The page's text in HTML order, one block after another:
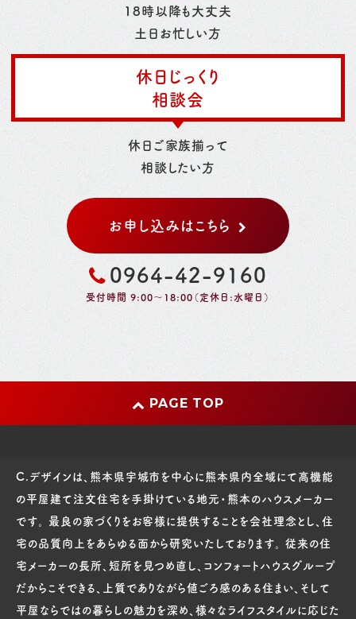
18時以降も大丈夫
土日お忙しい方
休日じっくり
相談会
休日ご家族揃って
相談したい方
お申し込みはこちら
0964-42-9160
受付時間 9:00～18:00（定休日:水曜日）
PAGE TOP
C.デザインは、熊本県宇城市を中心に熊本県内全域にて高機能
の平屋建て注文住宅を手掛けている地元・熊本のハウスメーカー
です。 最良の家づくりをお客様に提供することを会社理念とし、住
宅の品質向上をあらゆる面から研究いたしております。 従来の住
宅メーカーの長所、短所を見つめ直し、コンフォートハウスグループ
だからこそできる、上質でありながら値ごろ感のある住まい、そして
平屋ならではの暮らしの魅力を深め、様々なライフスタイルに応じた